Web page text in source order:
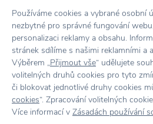
Dřevěné mlýnky na pepř
a sůl Wardha Oak
2 535 Kč
Používáme cookies a vybrané osobní
nezbytné pro správné fungování
personalizaci reklamy a obsahu.
stránek sdílíme s našimi reklamními a
Výběrem „Přijmout vše“ udělujete
volitelných druhů cookies pro tyto
či blokovat jednotlivé druhy cookies
cookies“. Zpracování volitelných
Více informací v Zásadách používání